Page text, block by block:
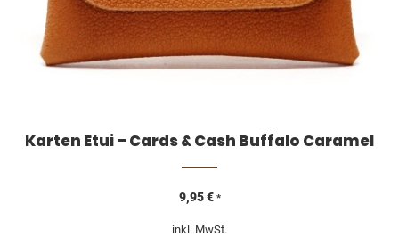
Karten Etui – Cards & Cash Buffalo Caramel
9,95€ *
inkl. MwSt.